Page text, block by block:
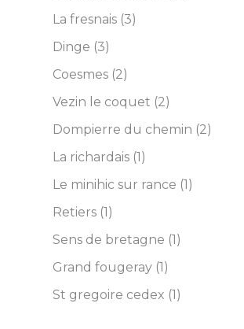
La fresnais (3)
Dinge (3)
Coesmes (2)
Vezin le coquet (2)
Dompierre du chemin (2)
La richardais (1)
Le minihic sur rance (1)
Retiers (1)
Sens de bretagne (1)
Grand fougeray (1)
St gregoire cedex (1)